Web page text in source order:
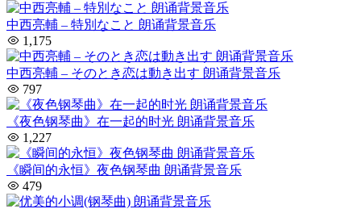
中西亮輔 – 特別なこと 朗诵背景音乐
1,175
中西亮輔 – そのとき恋は動き出す 朗诵背景音乐
797
《夜色钢琴曲》在一起的时光 朗诵背景音乐
1,227
《瞬间的永恒》夜色钢琴曲 朗诵背景音乐
479